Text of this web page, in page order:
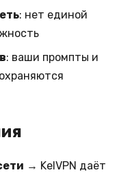
: нет единой
: ваши промпты и
→ KelVPN даёт